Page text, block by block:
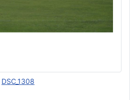
DSC_1308